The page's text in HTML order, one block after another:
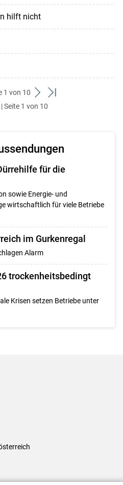
hilft nicht
1 von 10
weiter
zum
zum
Seite 1 von 10
für die
sowie Energie- und
wirtschaftlich für viele Betriebe
im Gurkenregal
Alarm
trockenheitsbedingt
Krisen setzen Betriebe unter